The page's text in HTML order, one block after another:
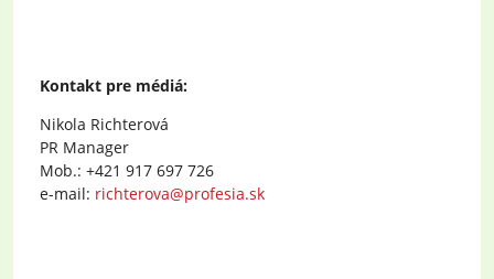
Kontakt pre médiá:
Nikola Richterová
PR Manager
Mob.: +421 917 697 726
e-mail: richterova@profesia.sk